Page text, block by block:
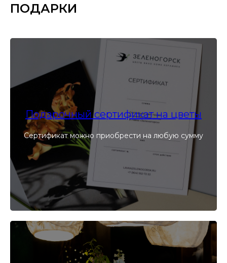
ПОДАРКИ
Подарочный сертификат на цветы
Сертификат можно приобрести на любую сумму